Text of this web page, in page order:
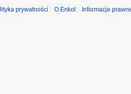
prywatności O Enkol Informacje